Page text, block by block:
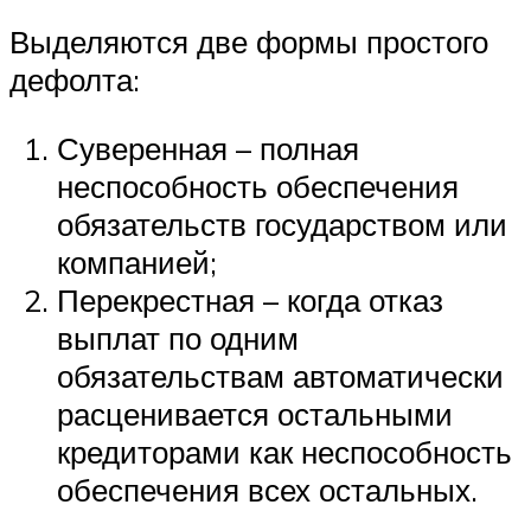
Выделяются две формы простого
дефолта:
Суверенная – полная
неспособность обеспечения
обязательств государством или
компанией;
Перекрестная – когда отказ
выплат по одним
обязательствам автоматически
расценивается остальными
кредиторами как неспособность
обеспечения всех остальных.